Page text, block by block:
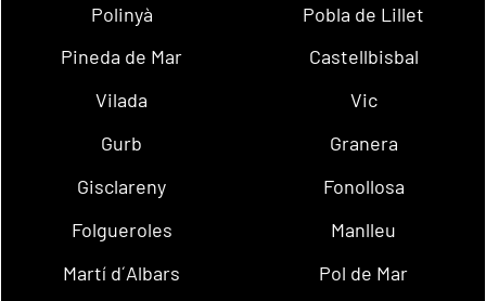
Polinyà
Pobla de Lillet
Pineda de Mar
Castellbisbal
Vilada
Vic
Gurb
Granera
Gisclareny
Fonollosa
Folgueroles
Manlleu
Martí d´Albars
Pol de Mar